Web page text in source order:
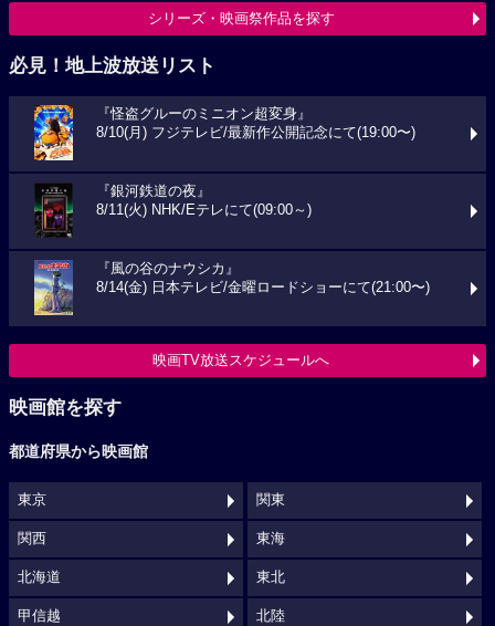
シリーズ・映画祭作品を探す
必見！地上波放送リスト
『怪盗グルーのミニオン超変身』
8/10(月) フジテレビ/最新作公開記念にて(19:00〜)
『銀河鉄道の夜』
8/11(火) NHK/Eテレにて(09:00～)
『風の谷のナウシカ』
8/14(金) 日本テレビ/金曜ロードショーにて(21:00〜)
映画TV放送スケジュールへ
映画館を探す
都道府県から映画館
東京 関東
関西 東海
北海道 東北
甲信越 北陸